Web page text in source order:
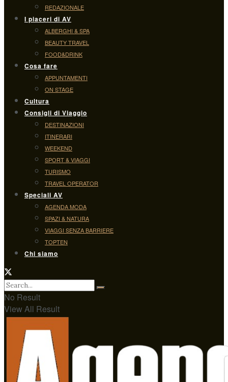
REDAZIONALE
I piaceri di AV
ALBERGHI & SPA
BEAUTY TRAVEL
FOOD&DRINK
Cosa fare
APPUNTAMENTI
ON STAGE
Cultura
Consigli di Viaggio
DESTINAZIONI
ITINERARI
WEEKEND
SPORT & VIAGGI
TURISMO
TRAVEL OPERATOR
Speciali AV
AGENDA MODA
SPAZI & NATURA
VIAGGI SENZA BARRIERE
TOPTEN
Chi siamo
No Result
View All Result